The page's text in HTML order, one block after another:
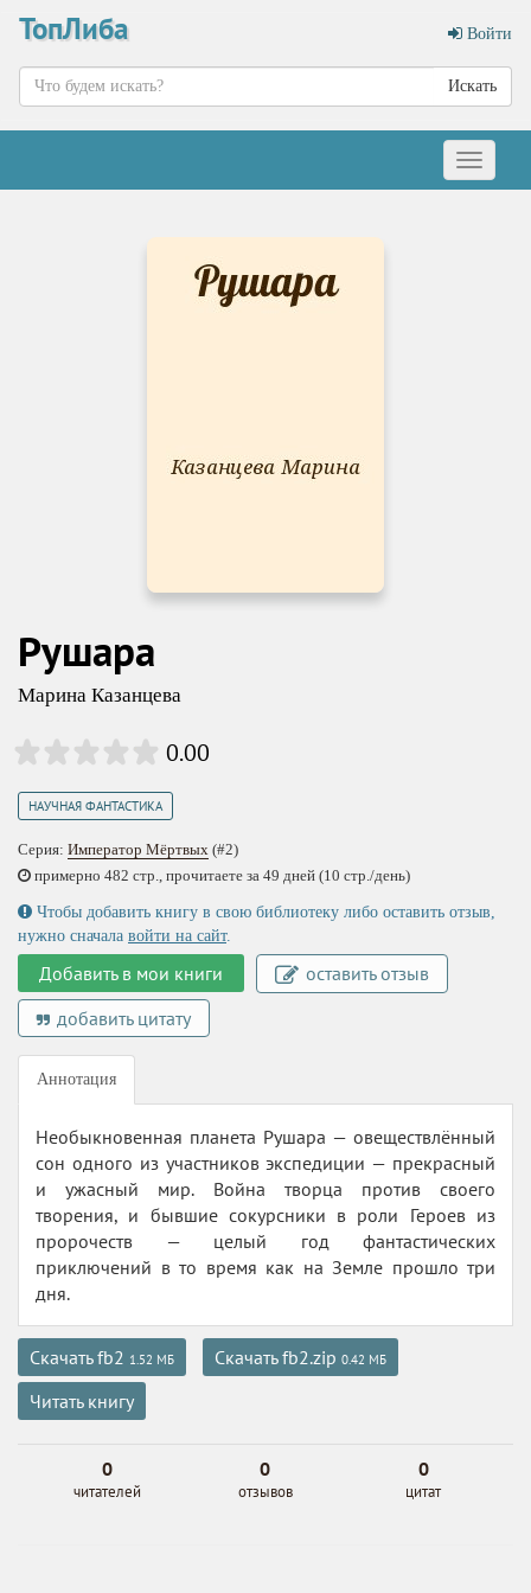
ТопЛиба Войти
Искать
Меню
Рушара
Марина Казанцева
0.00
НАУЧНАЯ ФАНТАСТИКА
Серия: Император Мёртвых (#2)
примерно 482 стр., прочитаете за 49 дней (10 стр./день)
Чтобы добавить книгу в свою библиотеку либо оставить отзыв,
нужно сначала войти на сайт.
Добавить в мои книги
оставить отзыв
добавить цитату
Аннотация
Необыкновенная планета Рушара — овеществлённый
сон одного из участников экспедиции — прекрасный
и ужасный мир. Война творца против своего
творения, и бывшие сокурсники в роли Героев из
пророчеств — целый год фантастических
приключений в то время как на Земле прошло три
дня.
Скачать fb2 1.52 МБ Скачать fb2.zip 0.42 МБ
Читать книгу
0
читателей
0
отзывов
0
цитат